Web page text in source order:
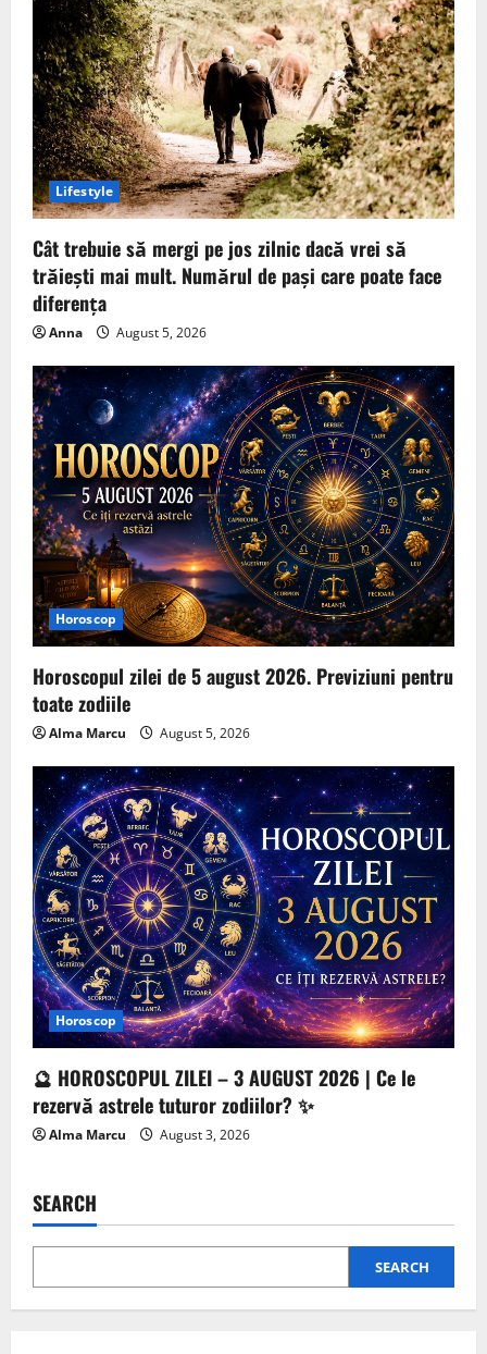
Lifestyle
Cât trebuie să mergi pe jos zilnic dacă vrei să
trăiești mai mult. Numărul de pași care poate face
diferența
Anna August 5, 2026
Horoscop
Horoscopul zilei de 5 august 2026. Previziuni pentru
toate zodiile
Alma Marcu August 5, 2026
Horoscop
🔮 HOROSCOPUL ZILEI – 3 AUGUST 2026 | Ce le
rezervă astrele tuturor zodiilor? ✨
Alma Marcu August 3, 2026
SEARCH
SEARCH